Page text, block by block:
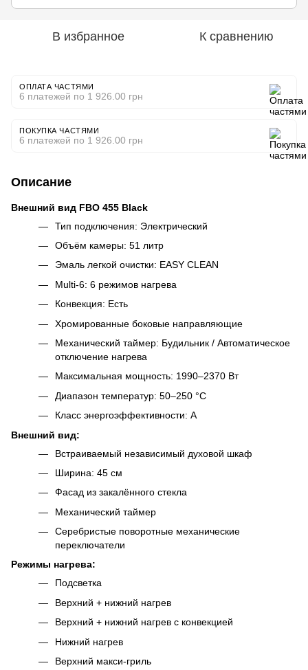
В избранное К сравнению
ОПЛАТА ЧАСТЯМИ
6 платежей по 1 926.00 грн
ПОКУПКА ЧАСТЯМИ
6 платежей по 1 926.00 грн
Описание
Внешний вид FBO 455 Black
Тип подключения: Электрический
Объём камеры: 51 литр
Эмаль легкой очистки: EASY CLEAN
Multi-6: 6 режимов нагрева
Конвекция: Есть
Хромированные боковые направляющие
Механический таймер: Будильник / Автоматическое
отключение нагрева
Максимальная мощность: 1990–2370 Вт
Диапазон температур: 50–250 °C
Класс энергоэффективности: A
Внешний вид:
Встраиваемый независимый духовой шкаф
Ширина: 45 см
Фасад из закалённого стекла
Механический таймер
Серебристые поворотные механические
переключатели
Режимы нагрева:
Подсветка
Верхний + нижний нагрев
Верхний + нижний нагрев с конвекцией
Нижний нагрев
Верхний макси-гриль